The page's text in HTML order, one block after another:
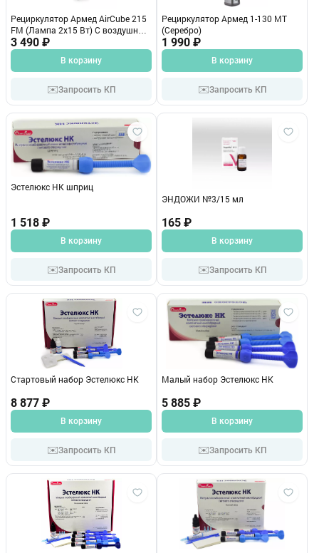
Рециркулятор Армед AirCube 215
FM (Лампа 2х15 Вт) С воздушным
фильтром, арт. 1934201
3 490 ₽
В корзину
✉️Запросить КП
Рециркулятор Армед 1-130 МТ
(Серебро)
1 990 ₽
В корзину
✉️Запросить КП
Эстелюкс НК шприц
1 518 ₽
В корзину
✉️Запросить КП
ЭНДОЖИ №3/15 мл
165 ₽
В корзину
✉️Запросить КП
Стартовый набор Эстелюкс НК
8 877 ₽
В корзину
✉️Запросить КП
Малый набор Эстелюкс НК
5 885 ₽
В корзину
✉️Запросить КП